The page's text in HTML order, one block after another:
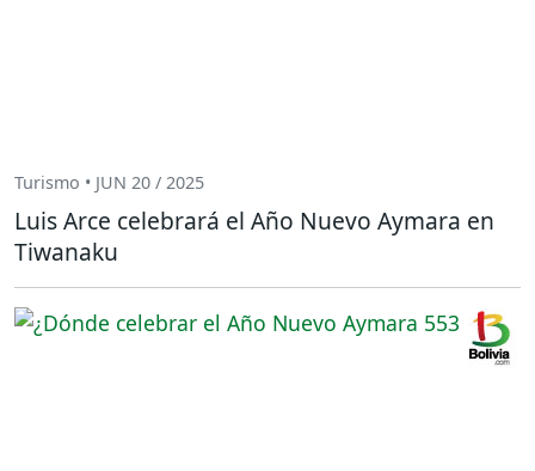
Turismo • JUN 20 / 2025
Luis Arce celebrará el Año Nuevo Aymara en
Tiwanaku